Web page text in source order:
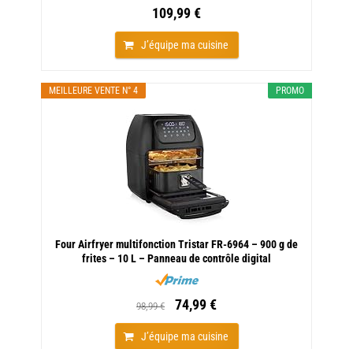
109,99 €
J’équipe ma cuisine
PROMO
MEILLEURE VENTE N° 4
Four Airfryer multifonction Tristar FR-6964 – 900 g de
frites – 10 L – Panneau de contrôle digital
98,99 € 74,99 €
J’équipe ma cuisine